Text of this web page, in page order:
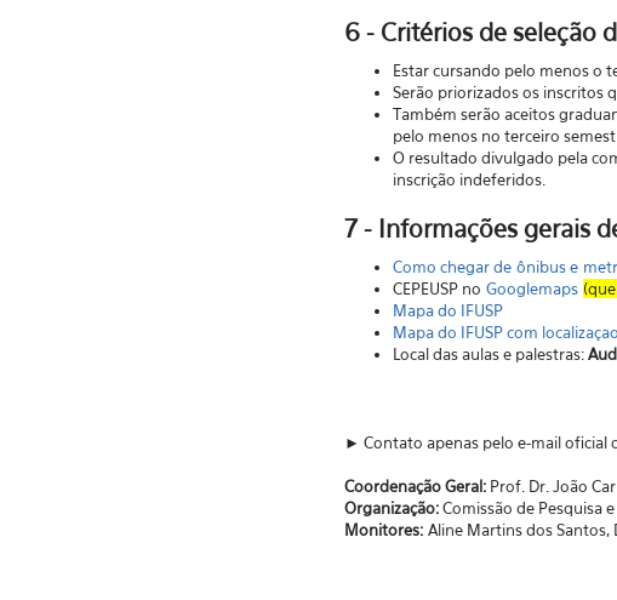
6 - Critérios de seleção
Estar cursando pelo menos o
Serão priorizados os inscritos
Também serão aceitos
pelo menos no terceiro
O resultado divulgado pela
inscrição indeferidos.
7 - Informações gerais
Como chegar de ônibus e
CEPEUSP no Googlemaps
Mapa do IFUSP
Mapa do IFUSP com
Local das aulas e palestras:
► Contato apenas pelo e-mail oficial
Coordenação Geral:Prof. Dr. João
Organização:Comissão de Pesquisa
Monitores:Aline Martins dos Santos,